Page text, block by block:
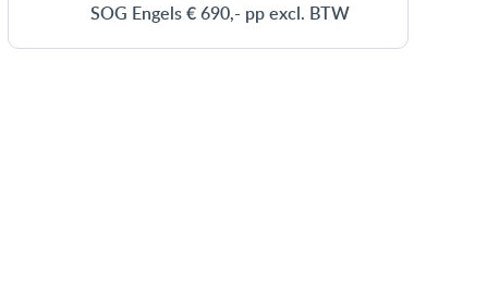
SOG Engels € 690,- pp excl. BTW